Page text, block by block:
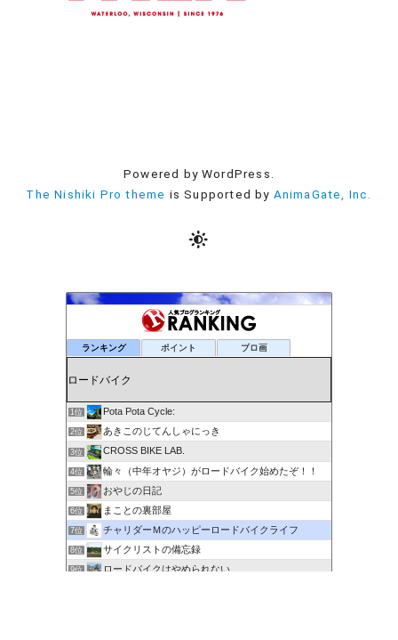
Powered by WordPress.
The Nishiki Pro theme is Supported by AnimaGate, Inc.
ランキング ポイント ブロ画
1位 Pota Pota Cycle:
2位 あきこのじてんしゃにっき
3位 CROSS BIKE LAB.
4位 輪々（中年オヤジ）がロードバイク始めたぞ！！
5位 おやじの日記
6位 まことの裏部屋
7位 チャリダーＭのハッピーロードバイクライフ
8位 サイクリストの備忘録
9位 ロードバイクはやめられない